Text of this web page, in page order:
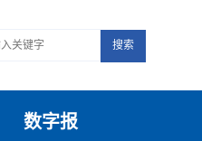
搜索
数字报